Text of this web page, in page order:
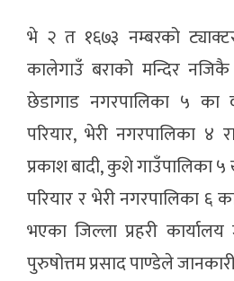
भे २ त १६७३ नम्बरको
कालेगाउँ बराको मन्दिर नजिकै
छेडागाड नगरपालिका ५ का
परियार, भेरी नगरपालिका ४
प्रकाश बादी, कुशे गाउँपालिका ५
परियार र भेरी नगरपालिका ६
भएका जिल्ला प्रहरी
पुरुषोत्तम प्रसाद पाण्डेले